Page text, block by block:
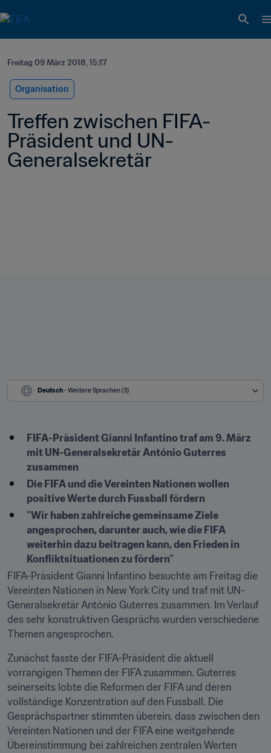
Freitag 09 März 2018, 15:17
Organisation
Treffen zwischen FIFA-
Präsident und UN-
Generalsekretär
Deutsch - Weitere Sprachen (3)
FIFA-Präsident Gianni Infantino traf am 9. März
mit UN-Generalsekretär António Guterres
zusammen
Die FIFA und die Vereinten Nationen wollen
positive Werte durch Fussball fördern
"Wir haben zahlreiche gemeinsame Ziele
angesprochen, darunter auch, wie die FIFA
weiterhin dazu beitragen kann, den Frieden in
Konfliktsituationen zu fördern"
FIFA-Präsident Gianni Infantino besuchte am Freitag die
Vereinten Nationen in New York City und traf mit UN-
Generalsekretär António Guterres zusammen. Im Verlauf
des sehr konstruktiven Gesprächs wurden verschiedene
Themen angesprochen.
Zunächst fasste der FIFA-Präsident die aktuell
vorrangigen Themen der FIFA zusammen. Guterres
seinerseits lobte die Reformen der FIFA und deren
vollständige Konzentration auf den Fussball. Die
Gesprächspartner stimmten überein, dass zwischen den
Vereinten Nationen und der FIFA eine weitgehende
Übereinstimmung bei zahlreichen zentralen Werten